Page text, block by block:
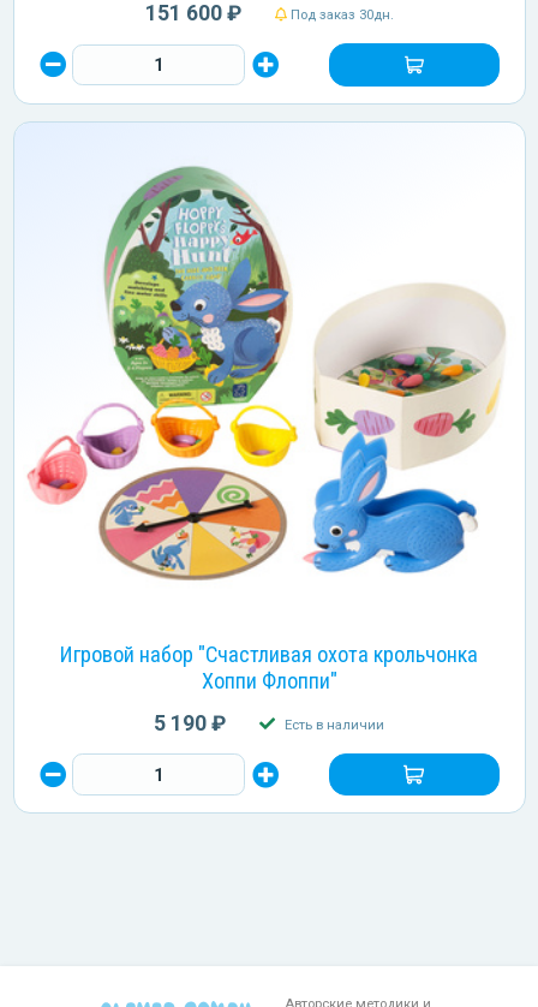
151 600 ₽ Под заказ 30дн.
Игровой набор "Счастливая охота крольчонка
Хоппи Флоппи"
5 190 ₽ Есть в наличии